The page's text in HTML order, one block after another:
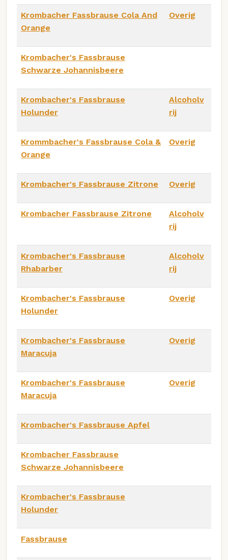
Krombacher Fassbrause Cola And
Orange
Overig
Krombacher's Fassbrause
Schwarze Johannisbeere
Krombacher's Fassbrause
Holunder
Alcoholv
rij
Krommbacher's Fassbrause Cola &
Orange
Overig
Krombacher's Fassbrause Zitrone Overig
Krombacher Fassbrause Zitrone
Alcoholv
rij
Krombacher's Fassbrause
Rhabarber
Alcoholv
rij
Krombacher's Fassbrause
Holunder
Overig
Krombacher's Fassbrause
Maracuja
Overig
Krombacher's Fassbrause
Maracuja
Overig
Krombacher's Fassbrause Apfel
Krombacher Fassbrause
Schwarze Johannisbeere
Krombacher's Fassbrause
Holunder
Fassbrause